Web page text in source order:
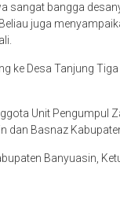
bangga
juga
ke Desa Tanjung
Unit Pengumpul
Basnaz
Banyuasin,